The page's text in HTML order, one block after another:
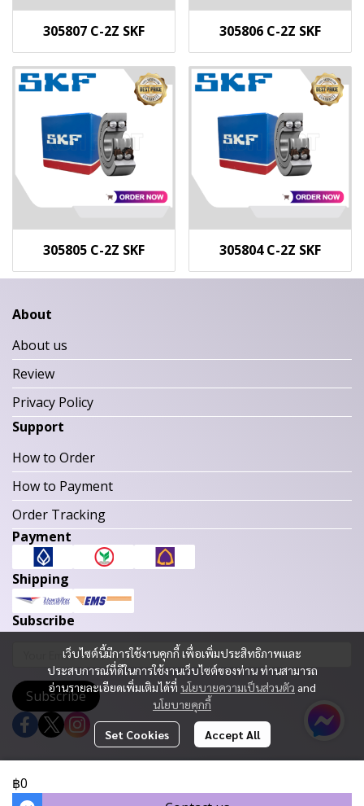
305807 C-2Z SKF 305806 C-2Z SKF
305805 C-2Z SKF 305804 C-2Z SKF
฿0
เว็บไซต์นี้มีการใช้งานคุกกี้ เพื่อเพิ่มประสิทธิภาพและ
ประสบการณ์ที่ดีในการใช้งานเว็บไซต์ของท่าน ท่านสามารถ
อ่านรายละเอียดเพิ่มเติมได้ที่ นโยบายความเป็นส่วนตัว and
นโยบายคุกกี้
Set Cookies Accept All
About
About us
Review
Privacy Policy
Support
How to Order
How to Payment
Order Tracking
Payment
Shipping
Subscribe
Subscribe
Today Visitor1,445